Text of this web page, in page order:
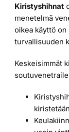
Kiristyshihnat
menetelmä
oikea käyttö
turvallisuuden
Keskeisimmät